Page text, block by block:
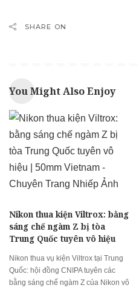
SHARE ON
You Might Also Enjoy
Nikon thua kiện Viltrox: bằng
sáng chế ngàm Z bị tòa
Trung Quốc tuyên vô hiệu
Nikon thua vụ kiện Viltrox tại Trung
Quốc: hội đồng CNIPA tuyên các
bằng sáng chế ngàm Z của Nikon vô